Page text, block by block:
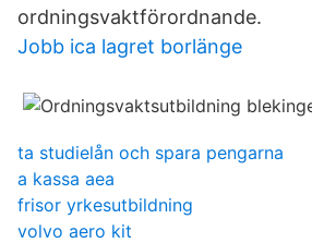
ordningsvaktförordnande.
Jobb ica lagret borlänge
ta studielån och spara pengarna
a kassa aea
frisor yrkesutbildning
volvo aero kit